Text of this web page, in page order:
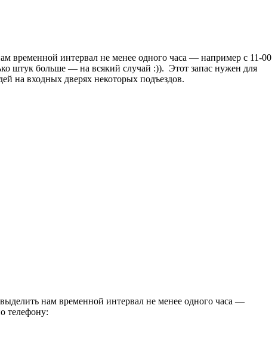
временной интервал не менее одного часа — например с 11-00
штук больше — на всякий случай :)). Этот запас нужен для
на входных дверях некоторых подъездов.
нам временной интервал не менее одного часа —
телефону: